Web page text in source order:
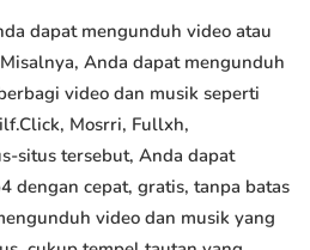
dapat mengunduh video atau
Anda dapat mengunduh
video dan musik seperti
Mosrri, Fullxh,
situs tersebut, Anda dapat
dengan cepat, gratis, tanpa batas
video dan musik yang